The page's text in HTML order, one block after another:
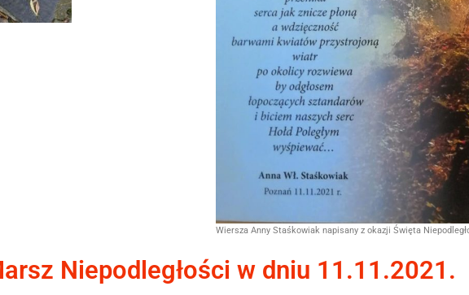
Wiersza Anny Staśkowiak napisany z okazji Święta
Niepodległości w dniu 11.11.2021.